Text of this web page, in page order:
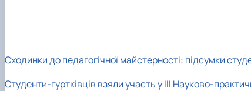
Сходинки до педагогічної майстерності: підсумки
Студенти-гуртківців взяли участь у ІІІ Науково-